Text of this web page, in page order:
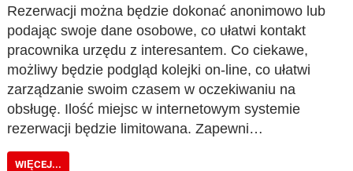
Rezerwacji można będzie dokonać anonimowo lub
podając swoje dane osobowe, co ułatwi kontakt
pracownika urzędu z interesantem. Co ciekawe,
możliwy będzie podgląd kolejki on-line, co ułatwi
zarządzanie swoim czasem w oczekiwaniu na
obsługę. Ilość miejsc w internetowym systemie
rezerwacji będzie limitowana. Zapewni…
WIĘCEJ...